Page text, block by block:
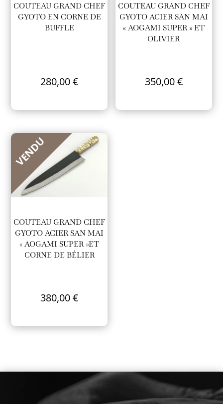
COUTEAU GRAND CHEF
GYOTO EN CORNE DE
BUFFLE
280,00€
COUTEAU GRAND CHEF
GYOTO ACIER SAN MAI
« AOGAMI SUPER » ET
OLIVIER
350,00€
VENDU
COUTEAU GRAND CHEF
GYOTO ACIER SAN MAI
« AOGAMI SUPER »ET
CORNE DE BÉLIER
380,00€